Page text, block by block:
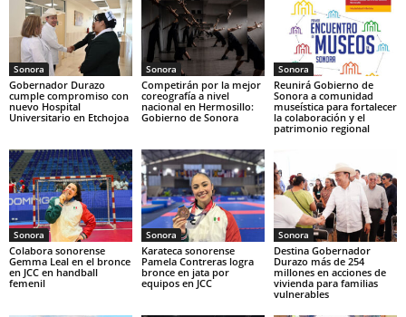
Sonora
Gobernador Durazo
cumple compromiso con
nuevo Hospital
Universitario en Etchojoa
Sonora
Competirán por la mejor
coreografía a nivel
nacional en Hermosillo:
Gobierno de Sonora
Sonora
Reunirá Gobierno de
Sonora a comunidad
museística para fortalecer
la colaboración y el
patrimonio regional
Sonora
Colabora sonorense
Gemma Leal en el bronce
en JCC en handball
femenil
Sonora
Karateca sonorense
Pamela Contreras logra
bronce en jata por
equipos en JCC
Sonora
Destina Gobernador
Durazo más de 254
millones en acciones de
vivienda para familias
vulnerables